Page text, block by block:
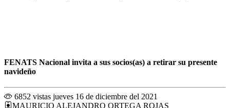
FENATS Nacional invita a sus socios(as) a retirar su presente
navideño
6852 vistas jueves 16 de diciembre del 2021
MAURICIO ALEJANDRO ORTEGA ROJAS